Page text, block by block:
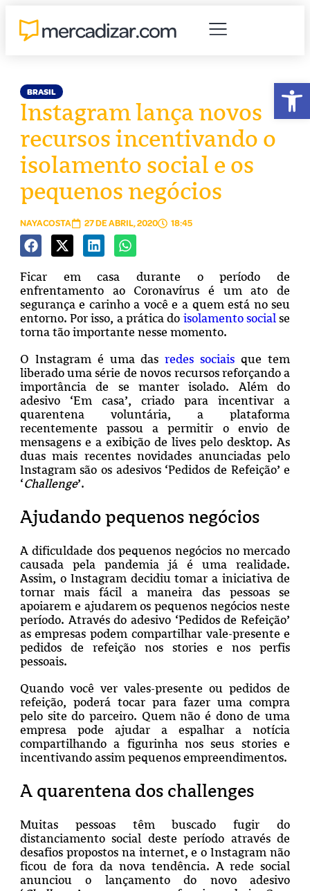
BRASIL
Instagram lança novos
recursos incentivando o
isolamento social e os
pequenos negócios
NAYACOSTA 27 DE ABRIL, 2020 18:45
Ficar em casa durante o período de
enfrentamento ao Coronavírus é um ato de
segurança e carinho a você e a quem está no seu
entorno. Por isso, a prática do isolamento social se
torna tão importante nesse momento.
O Instagram é uma dasredes sociais que tem
liberado uma série de novos recursos reforçando a
importância de se manter isolado. Além do
adesivo ‘Em casa’, criado para incentivar a
quarentena voluntária, a plataforma
recentemente passou a permitir o envio de
mensagens e a exibição de lives pelo desktop. As
duas mais recentes novidades anunciadas pelo
Instagram são os adesivos ‘Pedidos de Refeição’ e
‘Challenge’.
Ajudando pequenos negócios
A dificuldade dos pequenos negócios no mercado
causada pela pandemia já é uma realidade.
Assim, o Instagram decidiu tomar a iniciativa de
tornar mais fácil a maneira das pessoas se
apoiarem e ajudarem os pequenos negócios neste
período. Através do adesivo ‘Pedidos de Refeição’
as empresas podem compartilhar vale-presente e
pedidos de refeição nos stories e nos perfis
pessoais.
Quando você ver vales-presente ou pedidos de
refeição, poderá tocar para fazer uma compra
pelo site do parceiro. Quem não é dono de uma
empresa pode ajudar a espalhar a notícia
compartilhando a figurinha nos seus stories e
incentivando assim pequenos empreendimentos.
A quarentena dos challenges
Muitas pessoas têm buscado fugir do
distanciamento social deste período através de
desafios propostos na internet, e o Instagram não
ficou de fora da nova tendência. A rede social
anunciou o lançamento do novo adesivo